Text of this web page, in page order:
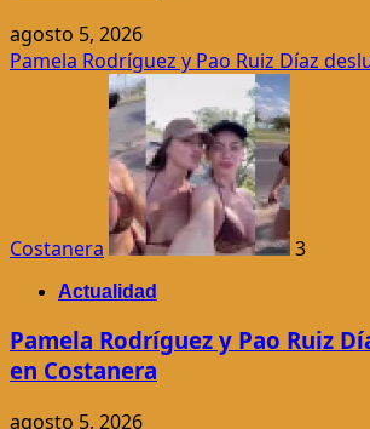
agosto 5, 2026
Pamela Rodríguez y Pao Ruiz Díaz
Costanera 3
Actualidad
Pamela Rodríguez y Pao Ruiz
en Costanera
agosto 5, 2026